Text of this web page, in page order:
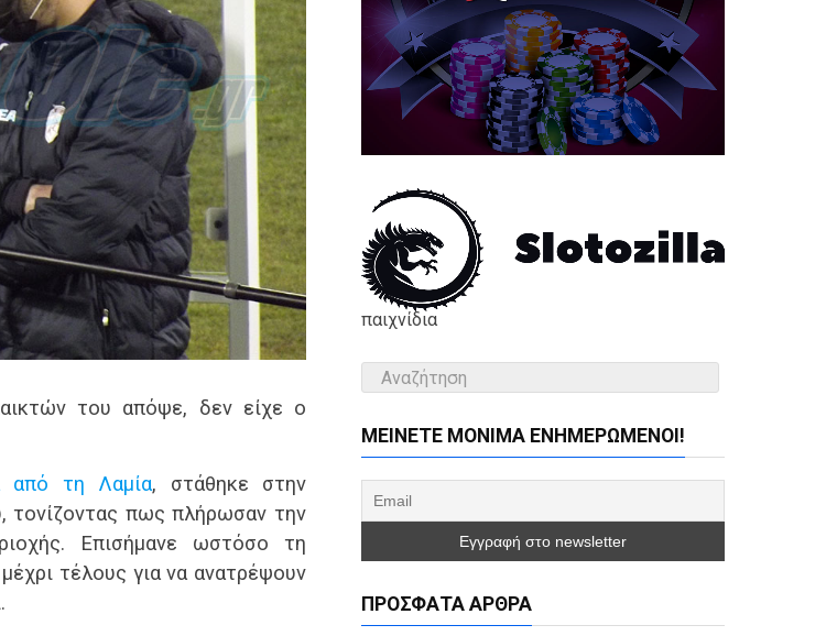
του απόψε, δεν είχε ο
από τη Λαμία, στάθηκε στην
τονίζοντας πως πλήρωσαν την
Επισήμανε ωστόσο τη
τέλους για να ανατρέψουν
παιχνίδια
ΜΕΊΝΕΤΕ ΜΌΝΙΜΑ ΕΝΗΜΕΡΏΜΕΝΟΙ!
ΠΡΌΣΦΑΤΑ ΆΡΘΡΑ